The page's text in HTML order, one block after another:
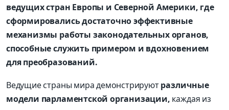
ведущих стран Европы и Северной Америки, где
сформировались достаточно эффективные
механизмы работы законодательных органов,
способные служить примером и вдохновением
для преобразований.
Ведущие страны мира демонстрируютразличные
модели парламентской организации, каждая из